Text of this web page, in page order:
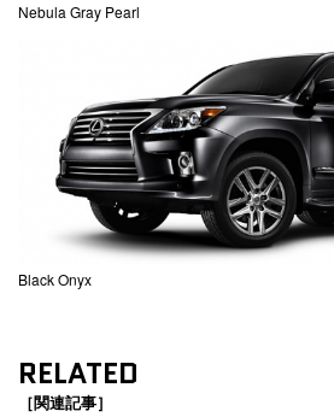
Nebula Gray Pearl
Black Onyx
RELATED
［関連記事］